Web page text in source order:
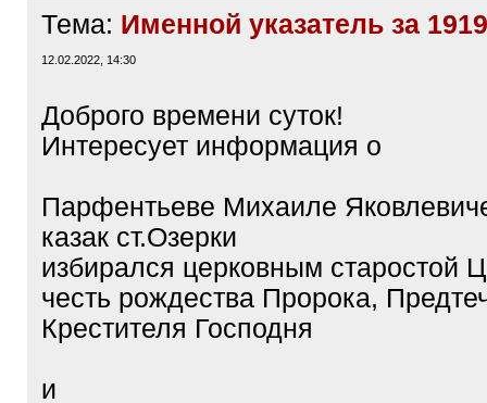
Тема: Именной указатель за 1919
12.02.2022, 14:30
Доброго времени суток!
Интересует информация о
Парфентьеве Михаиле
казак ст.Озерки
избирался церковным старостой
честь рождества Пророка,
Крестителя Господня
и